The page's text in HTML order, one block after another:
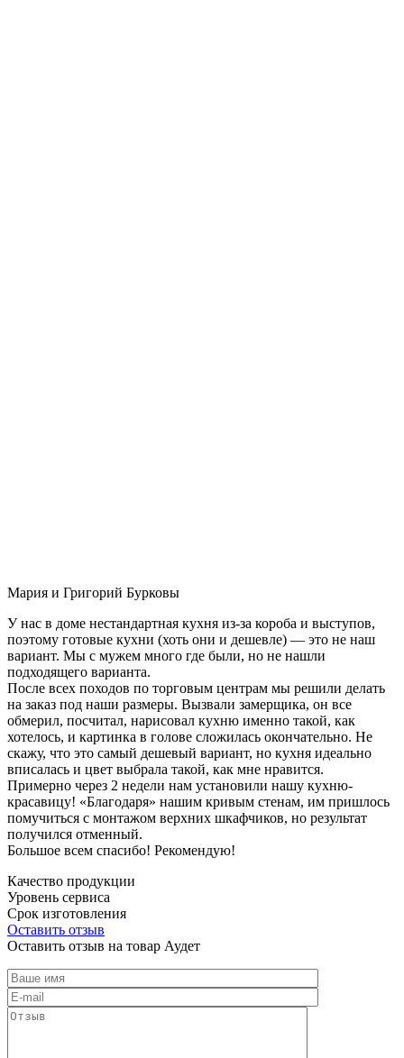
Мария и Григорий Бурковы
У нас в доме нестандартная кухня из-за короба и выступов,
поэтому готовые кухни (хоть они и дешевле) — это не наш
вариант. Мы с мужем много где были, но не нашли
подходящего варианта.
После всех походов по торговым центрам мы решили делать
на заказ под наши размеры. Вызвали замерщика, он все
обмерил, посчитал, нарисовал кухню именно такой, как
хотелось, и картинка в голове сложилась окончательно. Не
скажу, что это самый дешевый вариант, но кухня идеально
вписалась и цвет выбрала такой, как мне нравится.
Примерно через 2 недели нам установили нашу кухню-
красавицу! «Благодаря» нашим кривым стенам, им пришлось
помучиться с монтажом верхних шкафчиков, но результат
получился отменный.
Большое всем спасибо! Рекомендую!
Качество продукции
Уровень сервиса
Срок изготовления
Оставить отзыв
Оставить отзыв на товар Аудет